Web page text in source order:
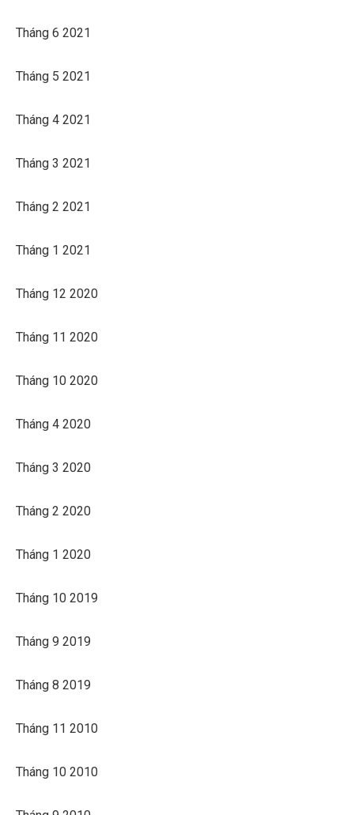
Tháng 6 2021
Tháng 5 2021
Tháng 4 2021
Tháng 3 2021
Tháng 2 2021
Tháng 1 2021
Tháng 12 2020
Tháng 11 2020
Tháng 10 2020
Tháng 4 2020
Tháng 3 2020
Tháng 2 2020
Tháng 1 2020
Tháng 10 2019
Tháng 9 2019
Tháng 8 2019
Tháng 11 2010
Tháng 10 2010